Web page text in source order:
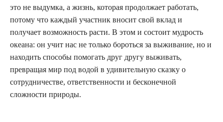
это не выдумка, а жизнь, которая продолжает работать,
потому что каждый участник вносит свой вклад и
получает возможность расти. В этом и состоит мудрость
океана: он учит нас не только бороться за выживание, но и
находить способы помогать друг другу выживать,
превращая мир под водой в удивительную сказку о
сотрудничестве, ответственности и бесконечной
сложности природы.